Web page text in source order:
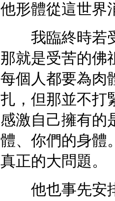
他形體從這世界
我臨終時若受
那就是受苦的佛
每個人都要為肉
扎，但那並不打
感激自己擁有
體、你們的身體
真正的大問題。
他也事先安排